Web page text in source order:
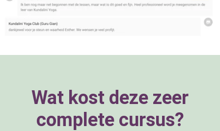
Wat kost deze zeer
complete cursus?